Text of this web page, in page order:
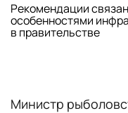
Рекомендации
особенностями
в правительстве
Министр